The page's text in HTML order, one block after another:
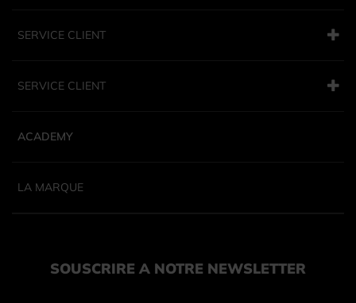
SERVICE CLIENT
SERVICE CLIENT
ACADEMY
LA MARQUE
SOUSCRIRE A NOTRE NEWSLETTER